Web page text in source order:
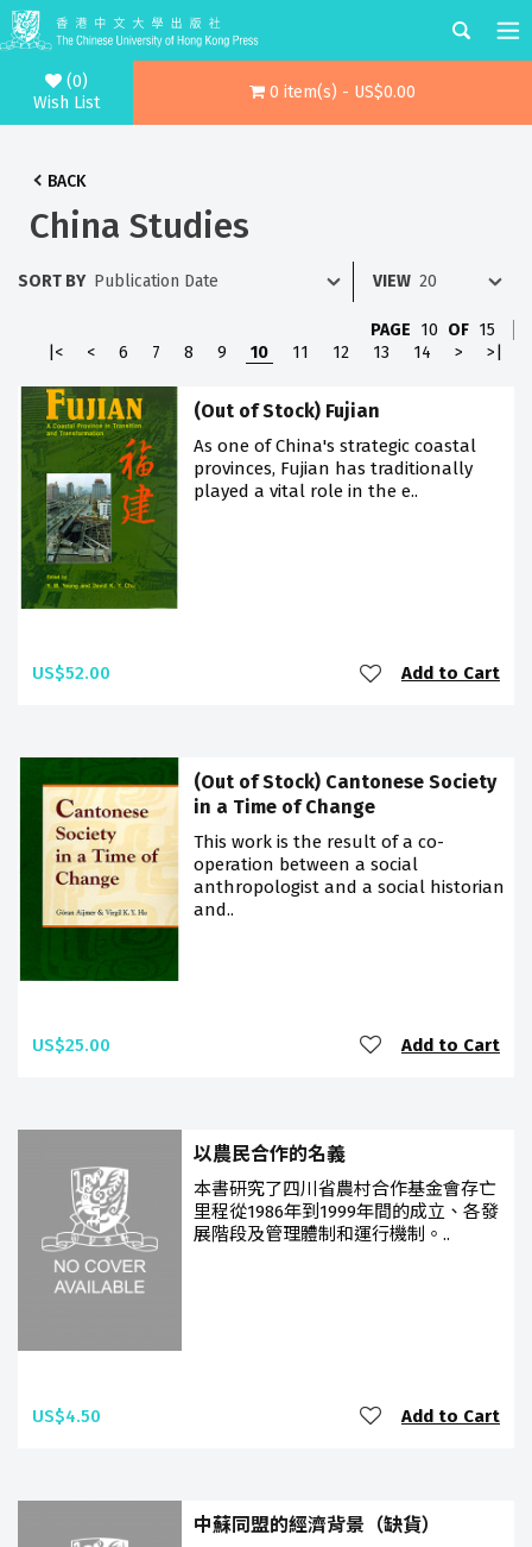
(0)
Wish List
0 item(s) - US$0.00
BACK
China Studies
SORT BY VIEW
PAGE 10 OF 15
|<
< 6 7 8 9 10 11 12 13 14 > >|
(Out of Stock) Fujian
As one of China's strategic coastal
provinces, Fujian has traditionally
played a vital role in the e..
US$52.00 Add to Cart
(Out of Stock) Cantonese Society
in a Time of Change
This work is the result of a co-
operation between a social
anthropologist and a social historian
and..
US$25.00 Add to Cart
以農民合作的名義
本書研究了四川省農村合作基金會存亡
里程從1986年到1999年間的成立、各發
展階段及管理體制和運行機制。..
US$4.50 Add to Cart
中蘇同盟的經濟背景（缺貨）